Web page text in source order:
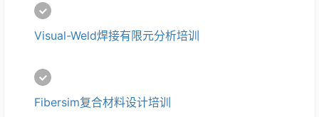
Visual-Weld焊接有限元分析培训
Fibersim复合材料设计培训